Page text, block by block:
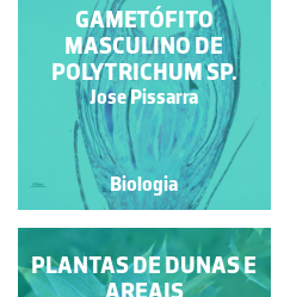
ANTERÍDEOS DE
MARCHANTIA SP.
Jose Pissarra
Biologia
GAMETÓFITO
MASCULINO DE
POLYTRICHUM SP.
Jose Pissarra
Biologia
ANTERÍDIOS DE
POLYTRICHUM SP.
PLANTAS DE DUNAS E
AREAIS